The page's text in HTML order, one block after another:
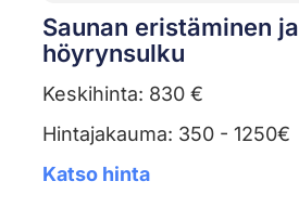
Saunan eristäminen ja
höyrynsulku
Keskihinta: 830 €
Hintajakauma: 350 - 1250€
Katso hinta